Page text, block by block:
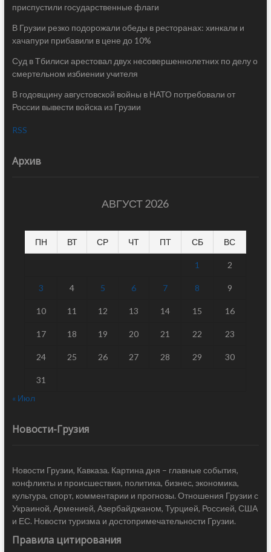
приспустили государственные флаги
В Грузии резко подорожали обеды в ресторанах: хинкали и
хачапури прибавили в цене до 10%
Суд в Тбилиси арестовал двух несовершеннолетних по делу о
смертельном избиении учителя
В годовщину августовской войны в НАТО потребовали от
России вывести войска из Грузии
RSS
Архив
АВГУСТ 2026
ПН ВТ СР ЧТ ПТ СБ ВС
1 2
3 4 5 6 7 8 9
10 11 12 13 14 15 16
17 18 19 20 21 22 23
24 25 26 27 28 29 30
31
« Июл
Новости-Грузия
Новости Грузии, Кавказа. Картина дня – главные события,
конфликты и происшествия, политика, бизнес, экономика,
культура, спорт, комментарии и прогнозы. Отношения Грузии с
Украиной, Арменией, Азербайджаном, Турцией, Россией, США
и ЕС. Новости туризма и достопримечательности Грузии.
Правила цитирования